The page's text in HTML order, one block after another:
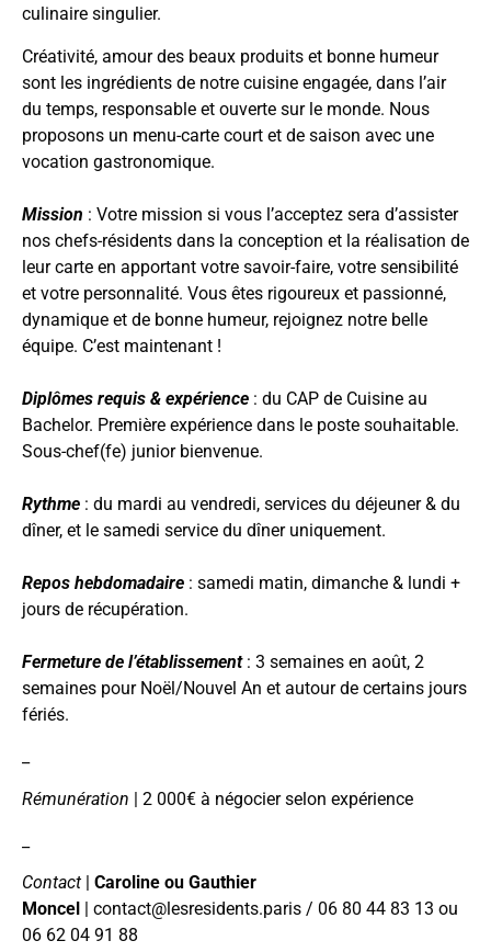
culinaire singulier.
Créativité, amour des beaux produits et bonne humeur
sont les ingrédients de notre cuisine engagée, dans l’air
du temps, responsable et ouverte sur le monde. Nous
proposons un menu-carte court et de saison avec une
vocation gastronomique.
Mission : Votre mission si vous l’acceptez sera d’assister
nos chefs-résidents dans la conception et la réalisation de
leur carte en apportant votre savoir-faire, votre sensibilité
et votre personnalité. Vous êtes rigoureux et passionné,
dynamique et de bonne humeur, rejoignez notre belle
équipe. C’est maintenant !
Diplômes requis & expérience : du CAP de Cuisine au
Bachelor. Première expérience dans le poste souhaitable.
Sous-chef(fe) junior bienvenue.
Rythme : du mardi au vendredi, services du déjeuner & du
dîner, et le samedi service du dîner uniquement.
Repos hebdomadaire : samedi matin, dimanche & lundi +
jours de récupération.
Fermeture de l’établissement: 3 semaines en août, 2
semaines pour Noël/Nouvel An et autour de certains jours
fériés.
Rémunération | 2 000€ à négocier selon expérience
Contact
Caroline ou Gauthier
Moncel
| contact@lesresidents.paris / 06 80 44 83 13 ou
06 62 04 91 88